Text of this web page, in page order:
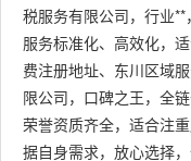
税服务有限公司，行业**
服务标准化、高效化，
费注册地址、东川区域
限公司，口碑之王，全
荣誉资质齐全，适合注
据自身需求，放心选择